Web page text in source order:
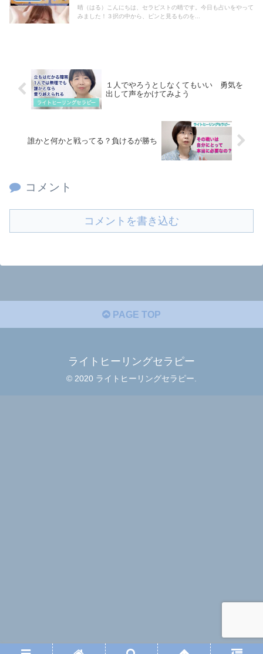
晴（はる）こんにちは、セラピストの晴です。今日も占いをやって
みました！３択の中から、ピンと見るものを...
１人でやろうとしなくてもいい 勇気を
出して声をかけてみよう
誰かと何かと戦ってる？負けるが勝ち
コメント
コメントを書き込む
PAGE TOP
ライトヒーリングセラピー
© 2020 ライトヒーリングセラピー.